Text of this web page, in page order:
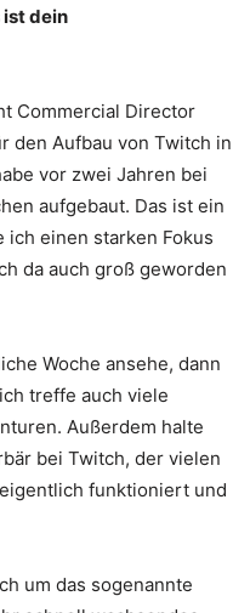
ist dein
Commercial Director
den Aufbau von Twitch in
vor zwei Jahren bei
aufgebaut. Das ist ein
ich einen starken Fokus
da auch groß geworden
Woche ansehe, dann
treffe auch viele
Außerdem halte
bei Twitch, der vielen
funktioniert und
um das sogenannte